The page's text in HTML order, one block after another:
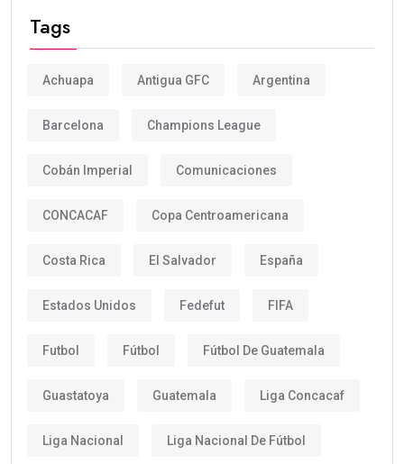
Tags
Achuapa Antigua GFC Argentina
Barcelona Champions League
Cobán Imperial Comunicaciones
CONCACAF Copa Centroamericana
Costa Rica El Salvador España
Estados Unidos Fedefut FIFA
Futbol Fútbol Fútbol De Guatemala
Guastatoya Guatemala Liga Concacaf
Liga Nacional Liga Nacional De Fútbol